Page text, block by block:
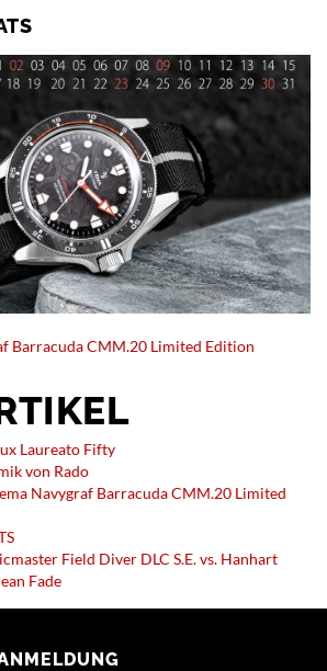
Barracuda CMM.20 Limited Edition
Laureato Fifty
von Rado
Navygraf Barracuda CMM.20 Limited
Field Diver DLC S.E. vs. Hanhart
Fade